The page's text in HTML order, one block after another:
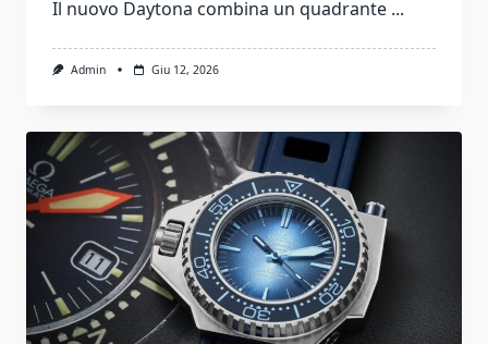
Il nuovo Daytona combina un quadrante ...
Admin Giu 12, 2026